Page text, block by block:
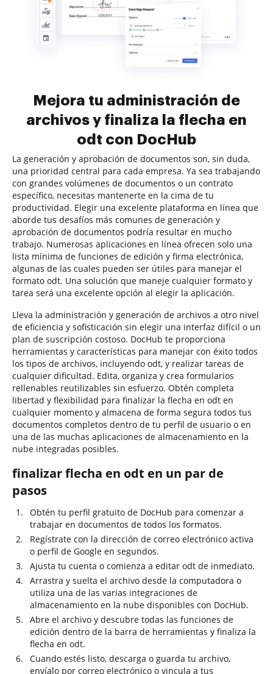
Mejora tu administración de
archivos y finaliza la flecha en
odt con DocHub
La generación y aprobación de documentos son, sin duda,
una prioridad central para cada empresa. Ya sea trabajando
con grandes volúmenes de documentos o un contrato
específico, necesitas mantenerte en la cima de tu
productividad. Elegir una excelente plataforma en línea que
aborde tus desafíos más comunes de generación y
aprobación de documentos podría resultar en mucho
trabajo. Numerosas aplicaciones en línea ofrecen solo una
lista mínima de funciones de edición y firma electrónica,
algunas de las cuales pueden ser útiles para manejar el
formato odt. Una solución que maneje cualquier formato y
tarea será una excelente opción al elegir la aplicación.
Lleva la administración y generación de archivos a otro nivel
de eficiencia y sofisticación sin elegir una interfaz difícil o un
plan de suscripción costoso. DocHub te proporciona
herramientas y características para manejar con éxito todos
los tipos de archivos, incluyendo odt, y realizar tareas de
cualquier dificultad. Edita, organiza y crea formularios
rellenables reutilizables sin esfuerzo. Obtén completa
libertad y flexibilidad para finalizar la flecha en odt en
cualquier momento y almacena de forma segura todos tus
documentos completos dentro de tu perfil de usuario o en
una de las muchas aplicaciones de almacenamiento en la
nube integradas posibles.
finalizar flecha en odt en un par de
pasos
Obtén tu perfil gratuito de DocHub para comenzar a
trabajar en documentos de todos los formatos.
Regístrate con la dirección de correo electrónico activa
o perfil de Google en segundos.
Ajusta tu cuenta o comienza a editar odt de inmediato.
Arrastra y suelta el archivo desde la computadora o
utiliza una de las varias integraciones de
almacenamiento en la nube disponibles con DocHub.
Abre el archivo y descubre todas las funciones de
edición dentro de la barra de herramientas y finaliza la
flecha en odt.
Cuando estés listo, descarga o guarda tu archivo,
envíalo por correo electrónico o vincula a tus